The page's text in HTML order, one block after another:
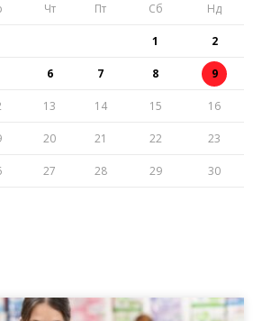
Чт Пт Сб Нд
1 2
6 7 8 9
13 14 15 16
20 21 22 23
27 28 29 30